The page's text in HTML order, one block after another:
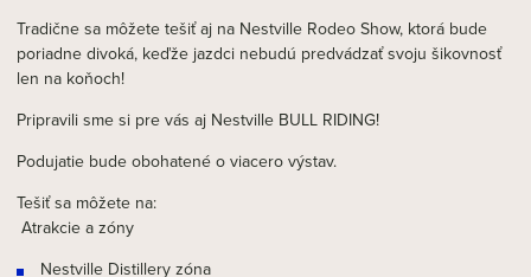
Tradične sa môžete tešiť aj na Nestville Rodeo Show, ktorá bude
poriadne divoká, keďže jazdci nebudú predvádzať svoju šikovnosť
len na koňoch!
Pripravili sme si pre vás aj Nestville BULL RIDING!
Podujatie bude obohatené o viacero výstav.
Tešiť sa môžete na:
Atrakcie a zóny
Nestville Distillery zóna